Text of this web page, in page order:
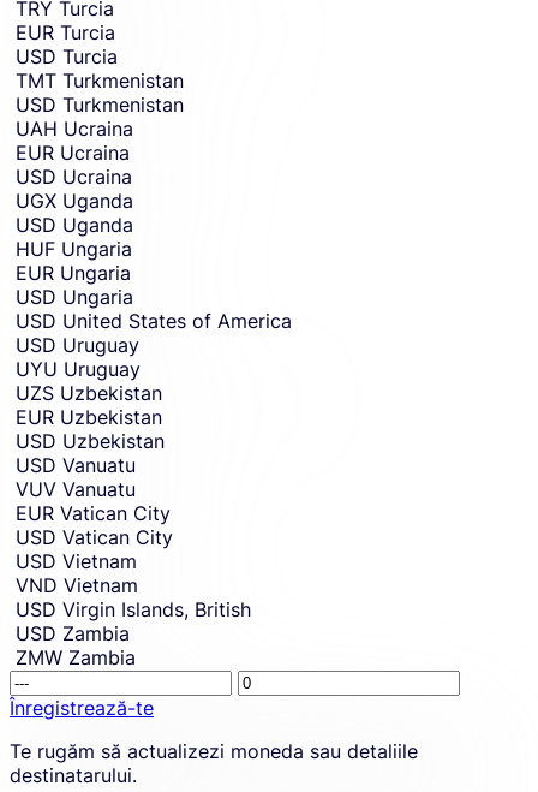
TRY Turcia
EUR Turcia
USD Turcia
TMT Turkmenistan
USD Turkmenistan
UAH Ucraina
EUR Ucraina
USD Ucraina
UGX Uganda
USD Uganda
HUF Ungaria
EUR Ungaria
USD Ungaria
USD United States of America
USD Uruguay
UYU Uruguay
UZS Uzbekistan
EUR Uzbekistan
USD Uzbekistan
USD Vanuatu
VUV Vanuatu
EUR Vatican City
USD Vatican City
USD Vietnam
VND Vietnam
USD Virgin Islands, British
USD Zambia
ZMW Zambia
This
Înregistrează-te
up
to
Te rugăm să actualizezi moneda sau detaliile
destinatarului.